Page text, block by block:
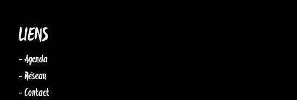
LIENS
- Agenda
- Réseau
- Contact